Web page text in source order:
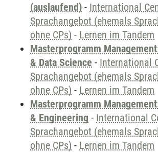
(auslaufend) - International
Sprachangebot (ehemals
ohne CPs) - Lernen im Tandem
Masterprogramm
& Data Science - International
Sprachangebot (ehemals
ohne CPs) - Lernen im Tandem
Masterprogramm
& Engineering - International
Sprachangebot (ehemals
ohne CPs) - Lernen im Tandem